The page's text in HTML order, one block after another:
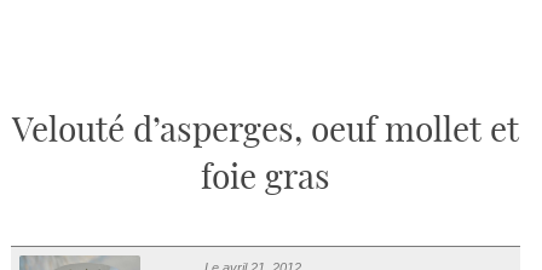
Velouté d’asperges, oeuf mollet et
foie gras